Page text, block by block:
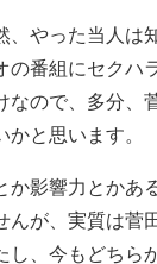
、やった当人は
の番組にセクハ
なので、多分、
かと思います。
か影響力とかあ
んが、実質は菅
し、今もどちら